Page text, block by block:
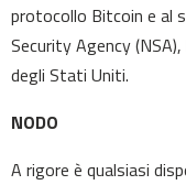
protocollo Bitcoin e al
Security Agency
degli Stati Uniti.
NODO
A rigore è qualsiasi